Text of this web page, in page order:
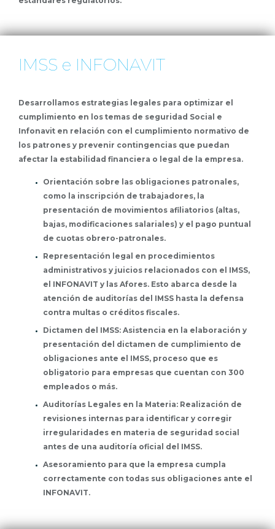
IMSS e INFONAVIT
Desarrollamos estrategias legales para optimizar el
cumplimiento en los temas de seguridad Social e
Infonavit en relación con el cumplimiento normativo de
los patrones y prevenir contingencias que puedan
afectar la estabilidad financiera o legal de la empresa.
Orientación sobre las obligaciones patronales,
como la inscripción de trabajadores, la
presentación de movimientos afiliatorios (altas,
bajas, modificaciones salariales) y el pago puntual
de cuotas obrero-patronales.
Representación legal en procedimientos
administrativos y juicios relacionados con el IMSS,
el INFONAVIT y las Afores. Esto abarca desde la
atención de auditorías del IMSS hasta la defensa
contra multas o créditos fiscales.
Dictamen del IMSS: Asistencia en la elaboración y
presentación del dictamen de cumplimiento de
obligaciones ante el IMSS, proceso que es
obligatorio para empresas que cuentan con 300
empleados o más.
Auditorías Legales en la Materia: Realización de
revisiones internas para identificar y corregir
irregularidades en materia de seguridad social
antes de una auditoría oficial del IMSS.
Asesoramiento para que la empresa cumpla
correctamente con todas sus obligaciones ante el
INFONAVIT.